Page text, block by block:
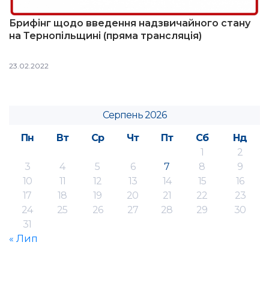
Брифінг щодо введення надзвичайного стану
на Тернопільщині (пряма трансляція)
23.02.2022
Серпень 2026
Пн
Вт Ср Чт Пт Сб
Нд
1
2
3
4 5 6 7 8
9
10
11 12 13 14 15
16
17
18 19 20 21 22
23
24
25 26 27 28 29
30
31
« Лип